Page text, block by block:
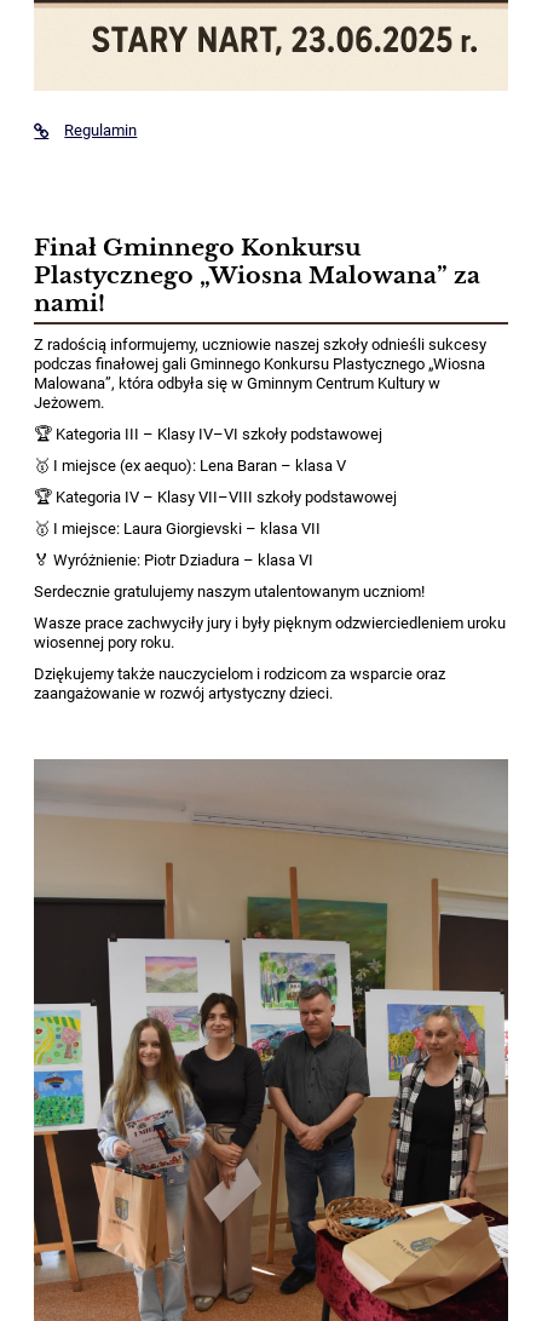
Regulamin
Finał Gminnego Konkursu
Plastycznego „Wiosna Malowana” za
nami!
Z radością informujemy, uczniowie naszej szkoły odnieśli sukcesy
podczas finałowej gali Gminnego Konkursu Plastycznego „Wiosna
Malowana”, która odbyła się w Gminnym Centrum Kultury w
Jeżowem.
🏆 Kategoria III – Klasy IV–VI szkoły podstawowej
🥇 I miejsce (ex aequo): Lena Baran – klasa V
🏆 Kategoria IV – Klasy VII–VIII szkoły podstawowej
🥇 I miejsce: Laura Giorgievski – klasa VII
🏅 Wyróżnienie: Piotr Dziadura – klasa VI
Serdecznie gratulujemy naszym utalentowanym uczniom!
Wasze prace zachwyciły jury i były pięknym odzwierciedleniem uroku
wiosennej pory roku.
Dziękujemy także nauczycielom i rodzicom za wsparcie oraz
zaangażowanie w rozwój artystyczny dzieci.